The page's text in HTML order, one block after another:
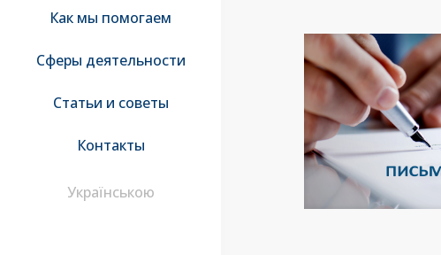
Как мы помогаем
Сферы деятельности
Статьи и советы
Контакты
Українською